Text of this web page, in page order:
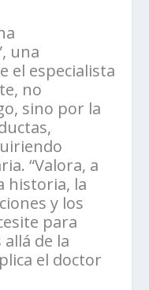
una
el especialista
no
sino por la
“Valora, a
historia, la
y los
para
de la
el doctor